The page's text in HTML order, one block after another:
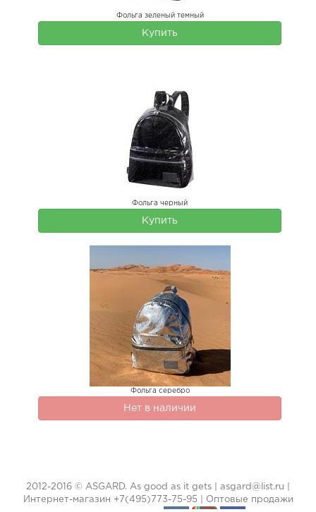
Фольга зеленый темный
Купить
Фольга черный
Купить
Фольга серебро
Нет в наличии
2012-2016 © ASGARD. As good as it gets | asgard@list.ru |
Интернет-магазин +7(495)773-75-95 | Оптовые продажи